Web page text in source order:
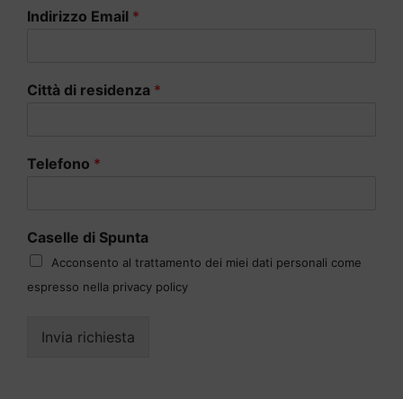
Indirizzo Email *
Città di residenza *
Telefono *
Caselle di Spunta
Acconsento al trattamento dei miei dati personali come
espresso nella privacy policy
Invia richiesta